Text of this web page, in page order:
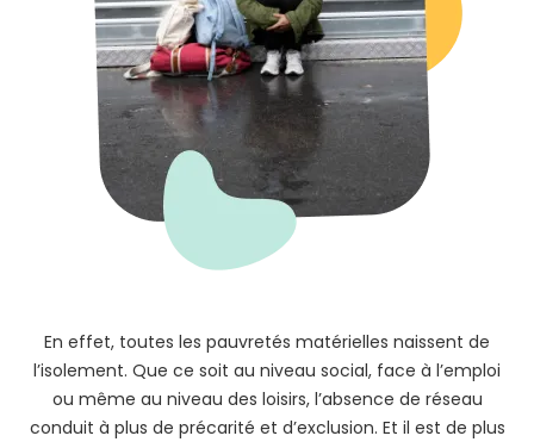
En effet, toutes les pauvretés matérielles naissent de
l’isolement. Que ce soit au niveau social, face à l’emploi
ou même au niveau des loisirs, l’absence de réseau
conduit à plus de précarité et d’exclusion. Et il est de plus